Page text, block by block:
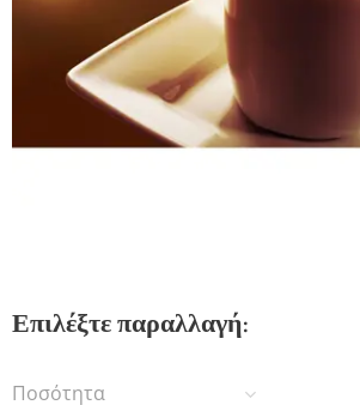
Επιλέξτε παραλλαγή:
Ποσότητα